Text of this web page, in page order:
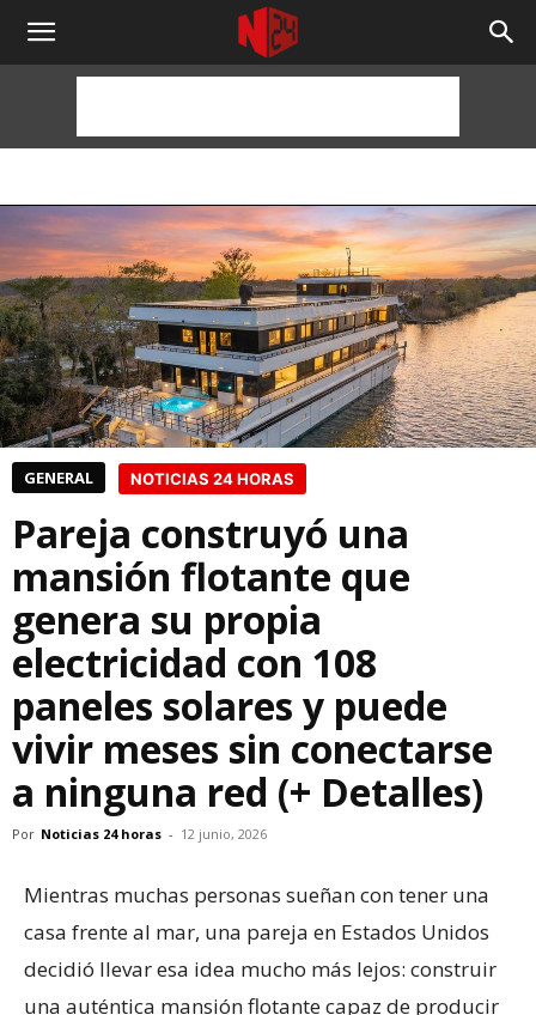
NOTICIAS
HORAS
GENERAL NOTICIAS 24 HORAS
Pareja construyó una
mansión flotante que
genera su propia
electricidad con 108
paneles solares y puede
vivir meses sin conectarse
a ninguna red (+ Detalles)
Por Noticias 24 horas - 12 junio, 2026
Mientras muchas personas sueñan con tener una
casa frente al mar, una pareja en Estados Unidos
decidió llevar esa idea mucho más lejos: construir
una auténtica mansión flotante capaz de producir